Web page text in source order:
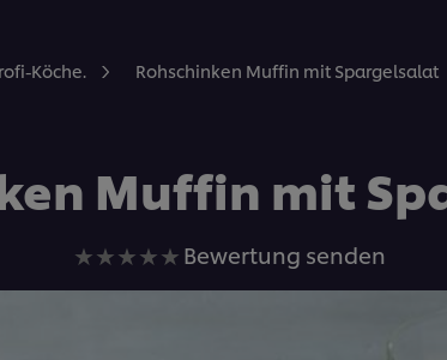
Köche. Rohschinken Muffin mit Spargelsalat
Muffin mit
Keine
Bewertungen
Bewertung senden